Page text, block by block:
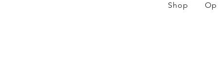
Shop Op